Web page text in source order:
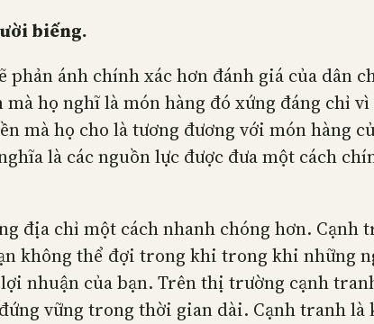
biếng.
ánh chính xác hơn đánh giá của dân
họ nghĩ là món hàng đó xứng đáng chỉ
mà họ cho là tương đương với món hàng
là các nguồn lực được đưa một cách
địa chỉ một cách nhanh chóng hơn.
không thể đợi trong khi trong khi những
nhuận của bạn. Trên thị trường cạnh
vững trong thời gian dài. Cạnh tranh